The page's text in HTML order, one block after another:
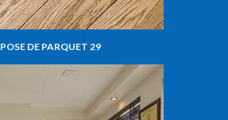
POSE DE PARQUET 29